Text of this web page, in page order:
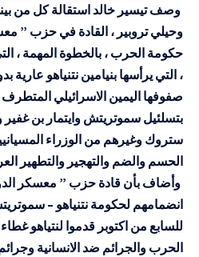
وصف تيسير خالد استقالة كل من
وحيلي تروبير ، القادة في حزب ”
حكومة الحرب ، بالخطوة المهمة ،
، التي يرأسها بنيامين نتنياهو
صفوفها اليمين الاسرائيلي المتطرف
بتسلئيل سموتريتش وايتمار بن غفير
ستروك وغيرهم من الوزراء
الحسم والضم والتهجير والتطهير
وأضاف بأن قادة حزب ” معسكر
انضمامهم لحكومة نتنياهو –
للسابع من اكتوبر قدموا لنتياهو
الحرب والجرائم ضد الانسانية وجرائم